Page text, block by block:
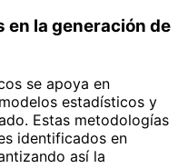
en la generación de
se apoya en
estadísticos y
Estas metodologías
identificados en
así la